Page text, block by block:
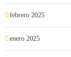
febrero 2025
enero 2025